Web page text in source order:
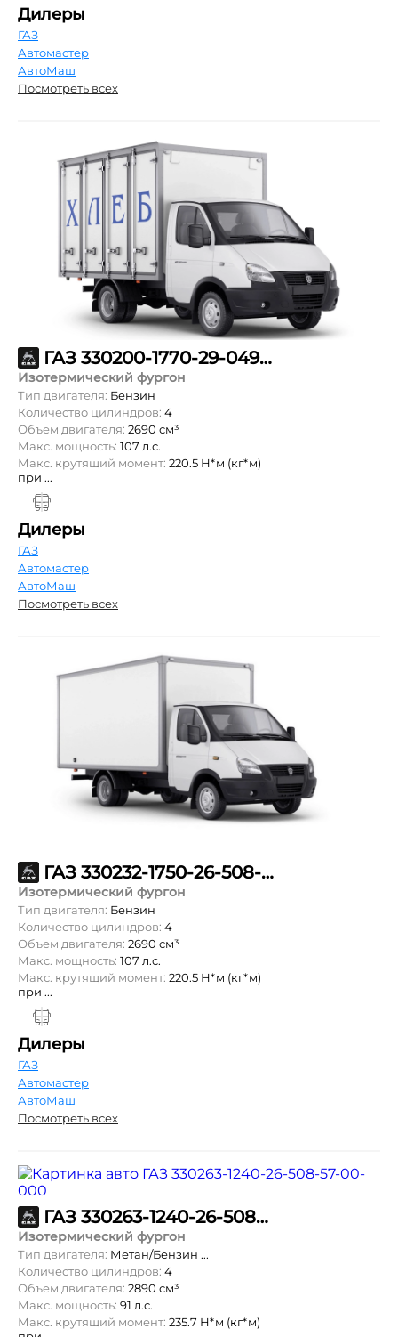
Дилеры
ГАЗ
Автомастер
АвтоМаш
Посмотреть всех
ГАЗ 330200-1770-29-049-15-60-900
Изотермический фургон
Тип двигателя: Бензин
Количество цилиндров: 4
Объем двигателя: 2690 см³
Макс. мощность: 107 л.с.
Макс. крутящий момент: 220.5 Н*м (кг*м)
при ...
Дилеры
ГАЗ
Автомастер
АвтоМаш
Посмотреть всех
ГАЗ 330232-1750-26-508-57-00-000
Изотермический фургон
Тип двигателя: Бензин
Количество цилиндров: 4
Объем двигателя: 2690 см³
Макс. мощность: 107 л.с.
Макс. крутящий момент: 220.5 Н*м (кг*м)
при ...
Дилеры
ГАЗ
Автомастер
АвтоМаш
Посмотреть всех
ГАЗ 330263-1240-26-508-57-00-000
Изотермический фургон
Тип двигателя: Метан/Бензин ...
Количество цилиндров: 4
Объем двигателя: 2890 см³
Макс. мощность: 91 л.с.
Макс. крутящий момент: 235.7 Н*м (кг*м)